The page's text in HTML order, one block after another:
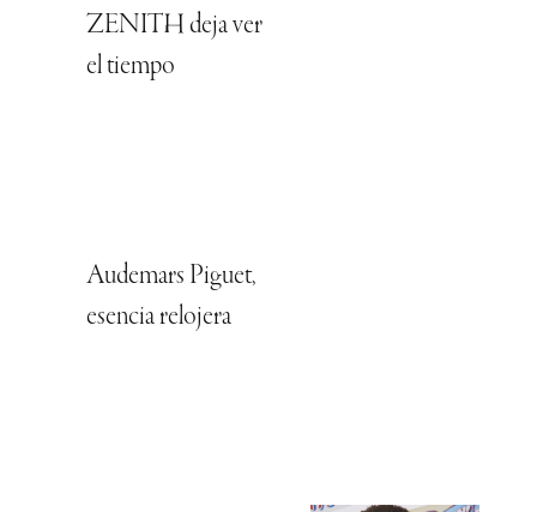
ZENITH deja ver
el tiempo
Audemars Piguet,
esencia relojera